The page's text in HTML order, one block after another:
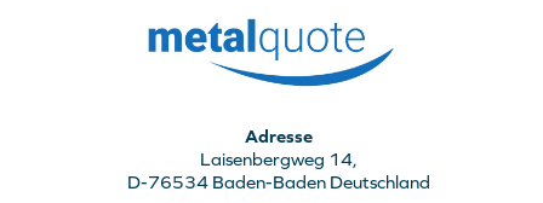
Adresse
Laisenbergweg 14,
D-76534 Baden-Baden Deutschland